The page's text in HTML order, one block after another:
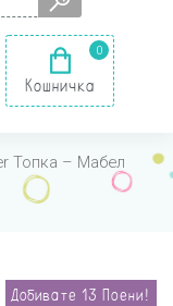
0
Кошничка
Топка – Мабел
Добивате 13 Поени!